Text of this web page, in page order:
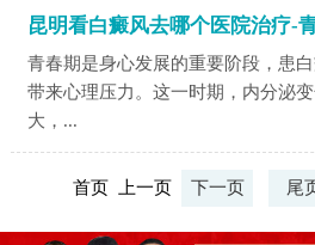
昆明看白癜风去哪个医院治疗-
青春期是身心发展的重要阶段，患
带来心理压力。这一时期，内分泌
大，...
首页 上一页 下一页 尾